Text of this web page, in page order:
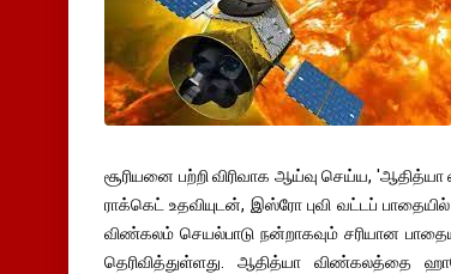
சூரியனை பற்றி விரிவாக ஆய்வு செய்ய,
ராக்கெட் உதவியுடன், இஸ்ரோ புவி வட்டப்
விண்கலம் செயல்பாடு நன்றாகவும் சரியான
தெரிவித்துள்ளது. ஆதித்யா விண்கலத்தை